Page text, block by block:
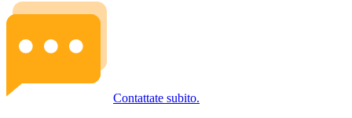
Contattate subito.